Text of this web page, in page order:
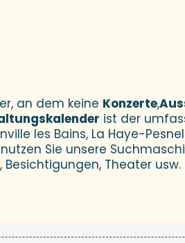
favoris
an dem keine Konzerte,
ist der
les Bains, La Haye-
Sie unsere
Besichtigungen, Theater usw.